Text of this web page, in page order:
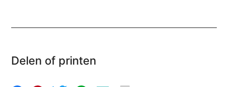
Delen of printen